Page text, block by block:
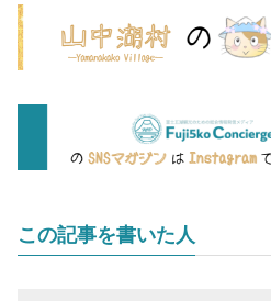
この記事を書いた人